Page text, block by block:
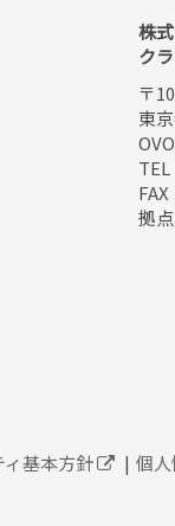
株
ク
〒
東
拠
基本方針 個